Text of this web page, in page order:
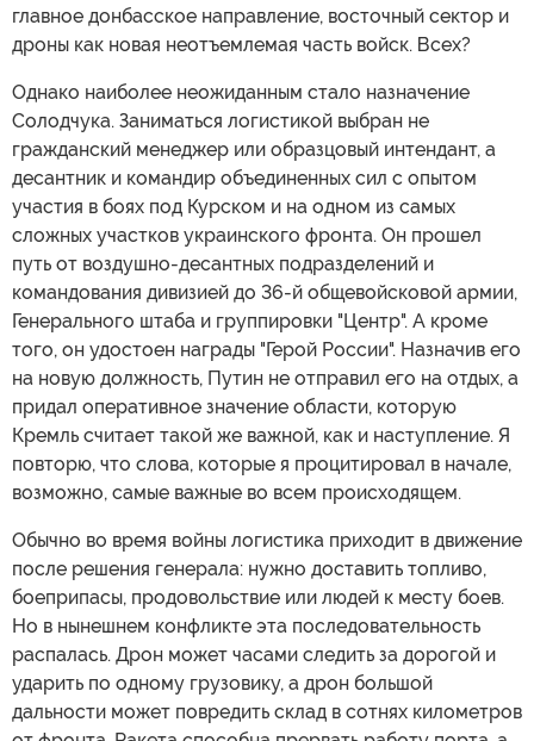
главное донбасское направление, восточный сектор и
дроны как новая неотъемлемая часть войск. Всех?
Однако наиболее неожиданным стало назначение
Солодчука. Заниматься логистикой выбран не
гражданский менеджер или образцовый интендант, а
десантник и командир объединенных сил с опытом
участия в боях под Курском и на одном из самых
сложных участков украинского фронта. Он прошел
путь от воздушно-десантных подразделений и
командования дивизией до 36-й общевойсковой армии,
Генерального штаба и группировки "Центр". А кроме
того, он удостоен награды "Герой России". Назначив его
на новую должность, Путин не отправил его на отдых, а
придал оперативное значение области, которую
Кремль считает такой же важной, как и наступление. Я
повторю, что слова, которые я процитировал в начале,
возможно, самые важные во всем происходящем.
Обычно во время войны логистика приходит в движение
после решения генерала: нужно доставить топливо,
боеприпасы, продовольствие или людей к месту боев.
Но в нынешнем конфликте эта последовательность
распалась. Дрон может часами следить за дорогой и
ударить по одному грузовику, а дрон большой
дальности может повредить склад в сотнях километров